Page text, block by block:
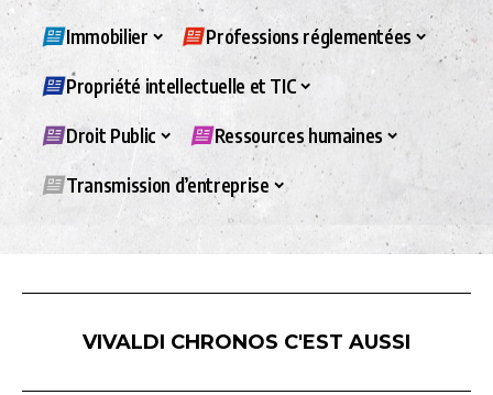
Immobilier Professions réglementées
Propriété intellectuelle et TIC
Droit Public Ressources humaines
Transmission d’entreprise
VIVALDI CHRONOS C'EST AUSSI